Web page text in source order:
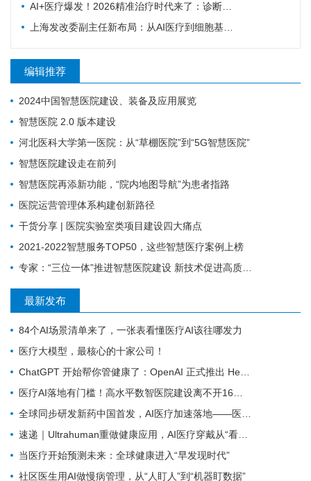
AI+医疗爆发！2026精准治疗时代来了：诊断准确率98%+，100+罕见病不再“无药可医”？
上海发改委副主任新布局：从AI医疗到细胞基因治疗，探寻前沿医疗产业增长密码
编辑推荐
2024中国智慧医院建设、装备及应用展览
智慧医院 2.0 版本建设
河北医科大学第一医院：从“草棚医院”到“5G智慧医院”
智慧医院建设走在前列
智慧医院再添新功能，“院内地图导航”为患者指路
医院运营管理体系构建创新路径
干货分享 | 医院实验室类项目建设四大痛点
2021-2022智慧服务TOP50，这些智慧医疗案例上榜
专家：“三位一体”推进智慧医院建设 新技术促进高质量发展
最新发布
84个AI场景清单来了，一张表看懂医疗AI该往哪发力
医疗大模型，最核心的十家公司！
ChatGPT 开始帮你管健康了：OpenAI 正式推出 Health 功能，AI 进入医疗意味着什么？
医疗AI落地有门槛！高水平数智医院建设离不开16个能力（附自查表）
全球同步研发新药中国首发，AI医疗加速落地——医疗前沿资讯速览
速递｜Ultrahuman重做健康应用，AI医疗穿戴从“看数据”转向“给行动”
当医疗开始预测未来：全球健康进入“早发现时代”
社区医生用AI做慢病管理，从“人盯人”到“机器盯数据”